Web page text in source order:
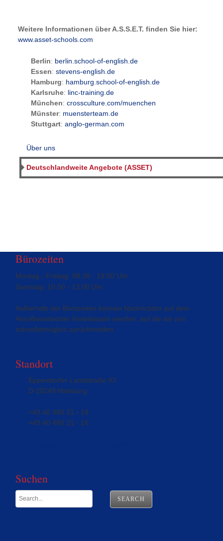
Weitere Informationen über A.S.S.E.T. finden Sie hier:
www.asset-schools.com
Berlin: berlin.school-of-english.de
Essen: stevens-english.de
Hamburg: hamburg.school-of-english.de
Karlsruhe: linc-training.de
München: crossculture.com/muenchen
Münster: muensterteam.de
Stuttgart: anglo-german.com
Über uns
Deutschlandweite Angebote (ASSET)
Bürozeiten
Montag - Freitag: 08.30 - 19.00 Uhr
Samstag: 10.00 - 13.00 Uhr
Außerhalb der Bürozeiten können Nachrichten auf dem
Anrufbeantworter hinterlassen werden, auf die wir uns
schnellstmöglich zurückmelden.
Standort
Eppendorfer Landstraße 93
D-20249 Hamburg
+49 40 480 21 - 19
+49 40 480 21 - 16
Suchen